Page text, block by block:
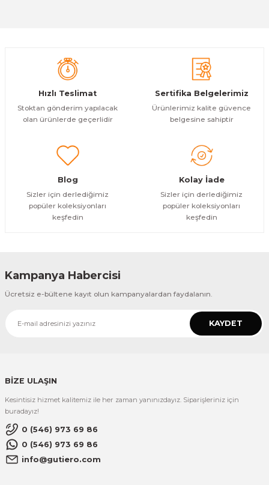
Ürün bilgilerinde hatalar bulunuyor.
Ürün fiyatı diğer sitelerden daha pahalı.
Bu ürüne benzer farklı alternatifler olmalı.
Hızlı Teslimat
Stoktan gönderim yapılacak
olan ürünlerde geçerlidir
Sertifika Belgelerimiz
Ürünlerimiz kalite güvence
belgesine sahiptir
Blog
Sizler için derlediğimiz
popüler koleksiyonları
keşfedin
Kolay İade
Sizler için derlediğimiz
popüler koleksiyonları
keşfedin
Kampanya Habercisi
Ücretsiz e-bültene kayıt olun kampanyalardan faydalanın.
KAYDET
BİZE ULAŞIN
Kesintisiz hizmet kalitemiz ile her zaman yanınızdayız. Siparişleriniz için
buradayız!
0 (546) 973 69 86
0 (546) 973 69 86
info@gutiero.com